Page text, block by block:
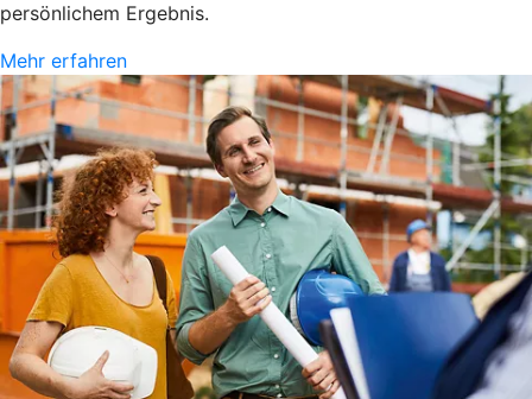
persönlichem Ergebnis.
Mehr erfahren